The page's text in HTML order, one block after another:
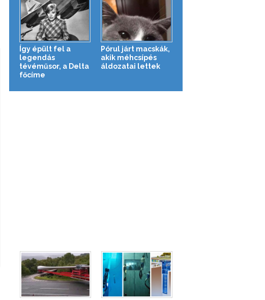
Így épült fel a
legendás
tévéműsor, a Delta
főcíme
Pórul járt macskák,
akik méhcsípés
áldozatai lettek